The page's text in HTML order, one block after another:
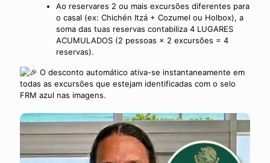
Ao reservares 2 ou mais excursões diferentes para
o casal (ex: Chichén Itzá + Cozumel ou Holbox), a
soma das tuas reservas contabiliza 4 LUGARES
ACUMULADOS (2 pessoas × 2 excursões = 4
reservas).
O desconto automático ativa-se instantaneamente em
todas as excursões que estejam identificadas com o selo
FRM azul nas imagens.